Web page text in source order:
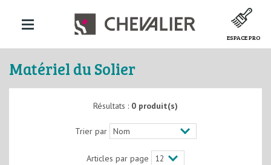
ESPACE PRO
Matériel du Solier
Résultats : 0 produit(s)
Trier par
Articles par page